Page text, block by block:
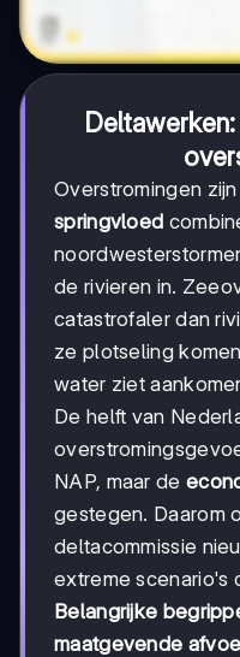
Overstromingen
springvloed
de rivieren in.
catastrofaler dan
ze plotseling
water ziet
De helft van
NAP, maar de
gestegen. Daarom
deltacommissie
extreme scenario's
Belangrijke
maatgevende